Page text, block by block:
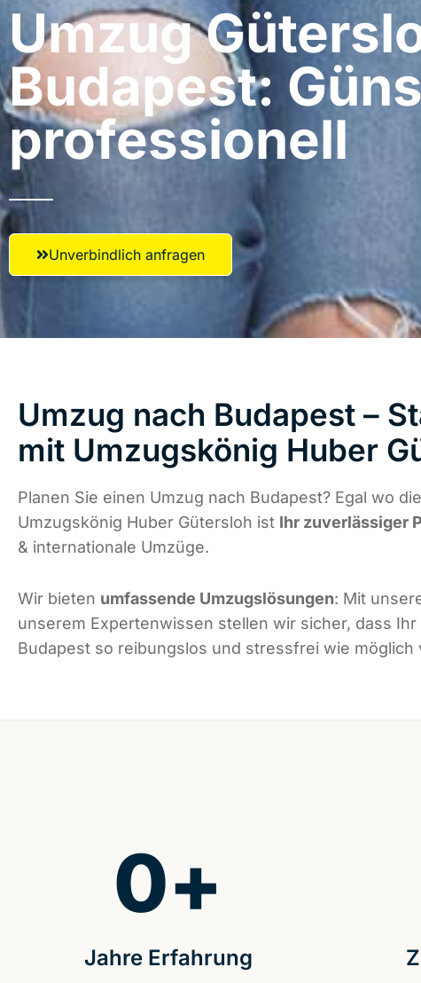
Umzug
Budapest:
professionell​
Unverbindlich anfragen
Umzug nach Budapest –
mit Umzugskönig Huber
Planen Sie einen Umzug nach Budapest? Egal wo
Umzugskönig Huber Gütersloh ist Ihr zuverlässiger
& internationale Umzüge.
Wir bieten umfassende Umzugslösungen: Mit
unserem Expertenwissen stellen wir sicher, dass Ihr
Budapest so reibungslos und stressfrei wie möglich
Jahre Erfahrung
0+